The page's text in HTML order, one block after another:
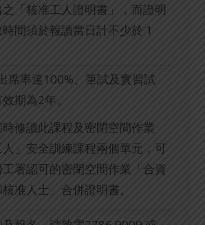
「核准工人證明書」，而證明
間須於報讀當日計不少於 1
席率達100%、筆試及實習試
期為2年。
修讀此課程及密閉空間作業
人」安全訓練課程兩個單元，可
署認可的密閉空間作業「合資
准人士」合併證明書。